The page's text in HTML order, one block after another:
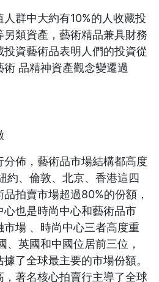
群中大約有10%的人收藏投
類資產，藝術精品兼具財務
資藝術品表明人們的投資從
術 品精神資產觀念變遷過
佈，藝術品市場結構都高度
約、倫敦、北京、香港這四
拍賣市場超過80%的份額，
也是時尚中心和藝術品市
場 、時尚中心三者高度重
、英國和中國位居前三位，
了全球最主要的市場份額。
，著名核心拍賣行主導了全球